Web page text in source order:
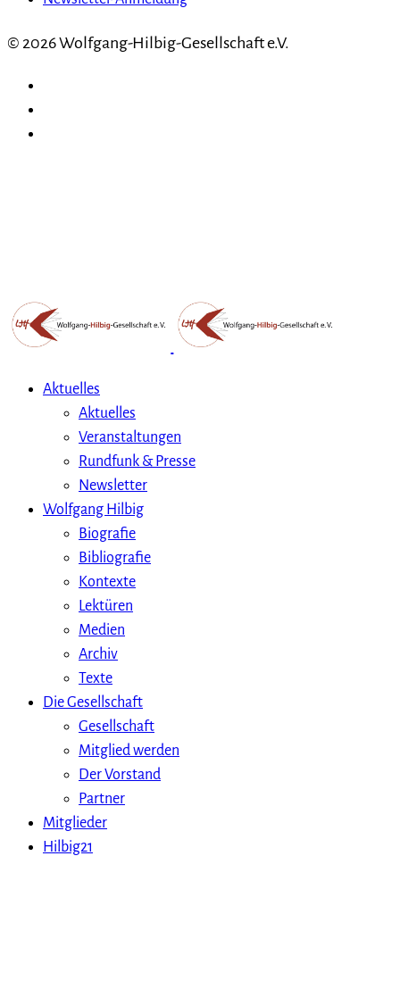
© 2026 Wolfgang-Hilbig-Gesellschaft e.V.
Aktuelles
Aktuelles
Veranstaltungen
Rundfunk & Presse
Newsletter
Wolfgang Hilbig
Biografie
Bibliografie
Kontexte
Lektüren
Medien
Archiv
Texte
Die Gesellschaft
Gesellschaft
Mitglied werden
Der Vorstand
Partner
Mitglieder
Hilbig21